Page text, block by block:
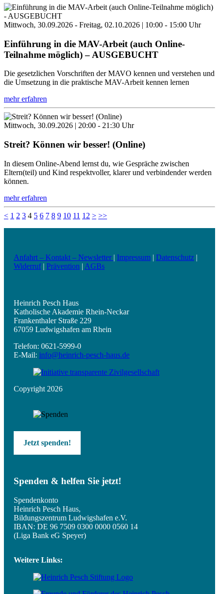
Mittwoch, 30.09.2026 - Freitag, 02.10.2026 | 10:00 - 15:00 Uhr
Einführung in die MAV-Arbeit (auch Online-
Teilnahme möglich) – AUSGEBUCHT
Die gesetzlichen Vorschriften der MAVO kennen und verstehen und
die Umsetzung in die praktische MAV-Arbeit kennen lernen
mehr erfahren
Mittwoch, 30.09.2026 | 20:00 - 21:30 Uhr
Streit? Können wir besser! (Online)
In diesem Online-Abend lernst du, wie Gespräche zwischen
Eltern(teil) und Kind respektvoller, klarer und verbindender werden
können.
mehr erfahren
< 1 2 3 4 5 6 7 8 9 10 11 12 > >>
Anfahrt – Kontakt – Newsletter | Impressum | Datenschutz |
Widerruf| Prävention | AGBs
Heinrich Pesch Haus
Katholische Akademie Rhein-Neckar
Frankenthaler Straße 229
67059 Ludwigshafen am Rhein
Telefon: 0621-5999-0
E-Mail: info@heinrich-pesch-haus.de
Copyright 2026
Jetzt spenden!
Spenden & helfen Sie jetzt!
Spendenkonto
Heinrich Pesch Haus,
Bildungszentrum Ludwigshafen e.V.
IBAN: DE 96 7509 0300 0000 0560 14
(Liga Bank eG Speyer)
Weitere Links: